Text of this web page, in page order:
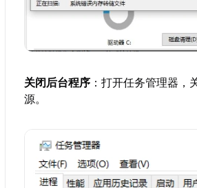
关闭后台程序 ：打开任务管理器
源。